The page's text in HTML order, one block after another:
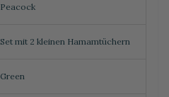
Peacock
Set mit 2 kleinen Hamamtüchern
Green